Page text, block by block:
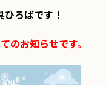
ろばです！
のお知らせです。